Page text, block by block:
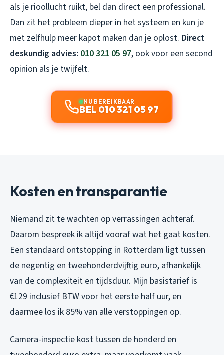
als je rioollucht ruikt, bel dan direct een professional.
Dan zit het probleem dieper in het systeem en kun je
met zelfhulp meer kapot maken dan je oplost. Direct
deskundig advies: 010 321 05 97, ook voor een second
opinion als je twijfelt.
NU BEREIKBAAR
BEL 010 321 05 97
Kosten en transparantie
Niemand zit te wachten op verrassingen achteraf.
Daarom bespreek ik altijd vooraf wat het gaat kosten.
Een standaard ontstopping in Rotterdam ligt tussen
de negentig en tweehonderdvijftig euro, afhankelijk
van de complexiteit en tijdsduur. Mijn basistarief is
€129 inclusief BTW voor het eerste half uur, en
daarmee los ik 85% van alle verstoppingen op.
Camera-inspectie kost tussen de honderd en